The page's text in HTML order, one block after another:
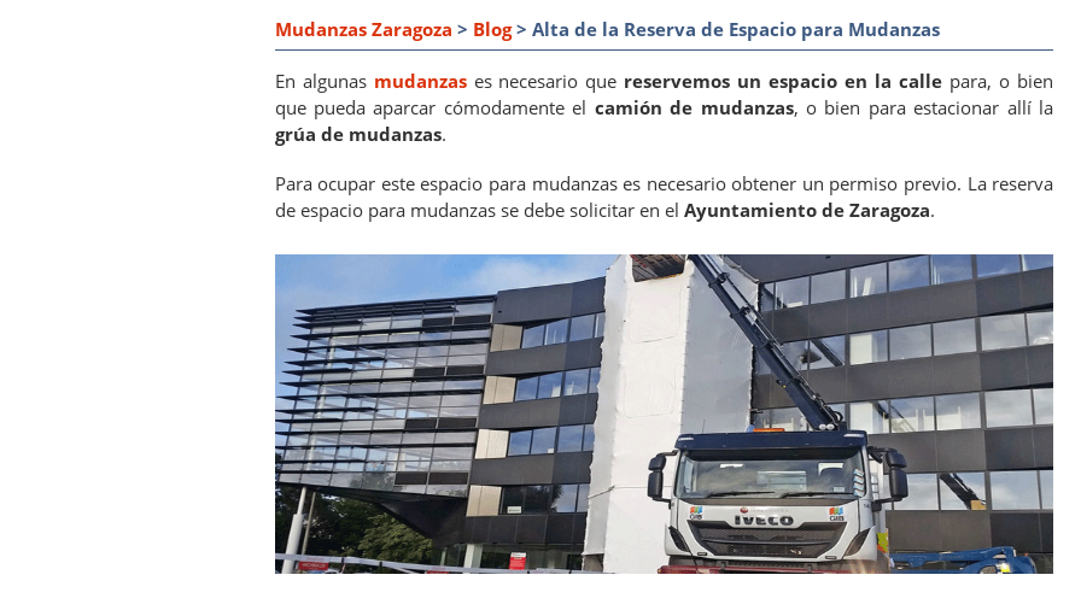
Mudanzas Zaragoza > Blog> Alta de la Reserva de Espacio para Mudanzas
En algunas mudanzases necesario que reservemos un espacio en la calle para, o bien
que pueda aparcar cómodamente el camión de mudanzas, o bien para estacionar allí la
grúa de mudanzas.
Para ocupar este espacio para mudanzas es necesario obtener un permiso previo. La reserva
de espacio para mudanzas se debe solicitar en el Ayuntamiento de Zaragoza.